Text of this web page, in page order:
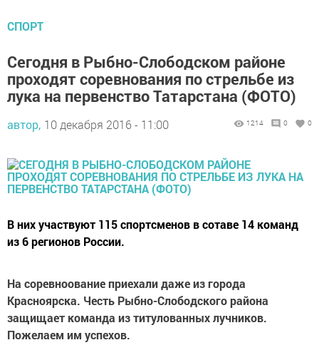
СПОРТ
Сегодня в Рыбно-Слободском районе
проходят соревнования по стрельбе из
лука на первенство Татарстана (ФОТО)
автор, 10 декабря 2016 - 11:00 1214 0 0
В них участвуют 115 спортсменов в сотаве 14 команд
из 6 регионов России.
На соревноование приехали даже из города
Красноярска. Честь Рыбно-Слободского района
защищает команда из титулованных лучников.
Пожелаем им успехов.